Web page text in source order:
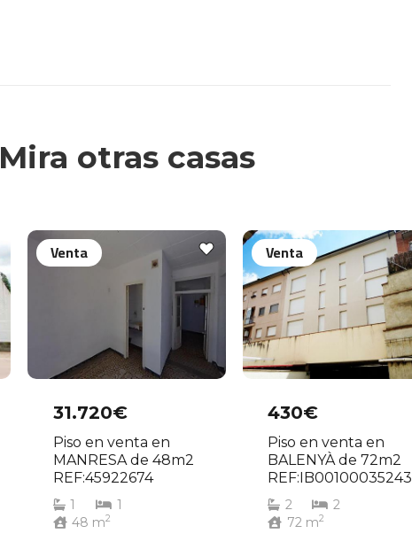
Mira otras casas
31.720€
Piso en venta en
MANRESA de 48m2
REF:45922674
1
1
48 m2
Venta
430€
Piso en venta en
BALENYÀ de 72m2
REF:IB00100035243
2
2
72m2
Venta